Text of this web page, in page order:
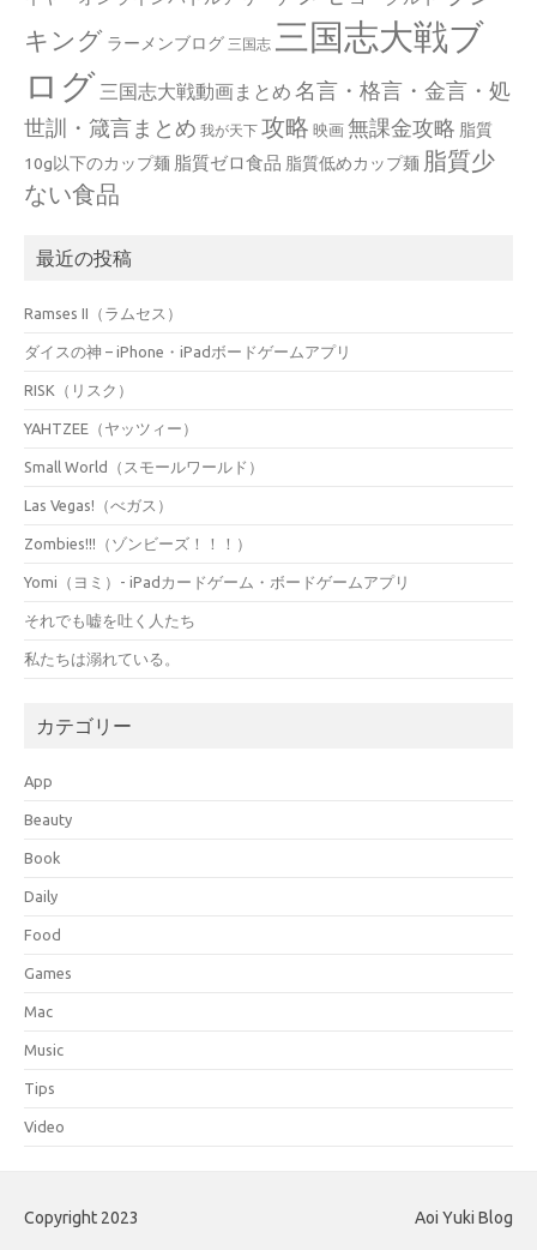
キング ラーメンブログ 三国志 三国志大戦ブ
ログ 三国志大戦動画まとめ 名言・格言・金言・処
世訓・箴言まとめ 我が天下 攻略 映画 無課金攻略 脂質
10g以下のカップ麺 脂質ゼロ食品 脂質低めカップ麺 脂質少
ない食品
最近の投稿
Ramses II（ラムセス）
ダイスの神 – iPhone・iPadボードゲームアプリ
RISK（リスク）
YAHTZEE（ヤッツィー）
Small World（スモールワールド）
Las Vegas!（べガス）
Zombies!!!（ゾンビーズ！！！）
Yomi（ヨミ）- iPadカードゲーム・ボードゲームアプリ
それでも嘘を吐く人たち
私たちは溺れている。
カテゴリー
App
Beauty
Book
Daily
Food
Games
Mac
Music
Tips
Video
Copyright 2023 Aoi Yuki Blog